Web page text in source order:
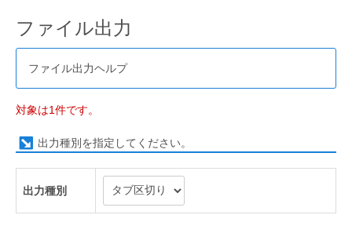
ファイル出力
ファイル出力ヘルプ
対象は1件です。
出力種別を指定してください。
出力種別